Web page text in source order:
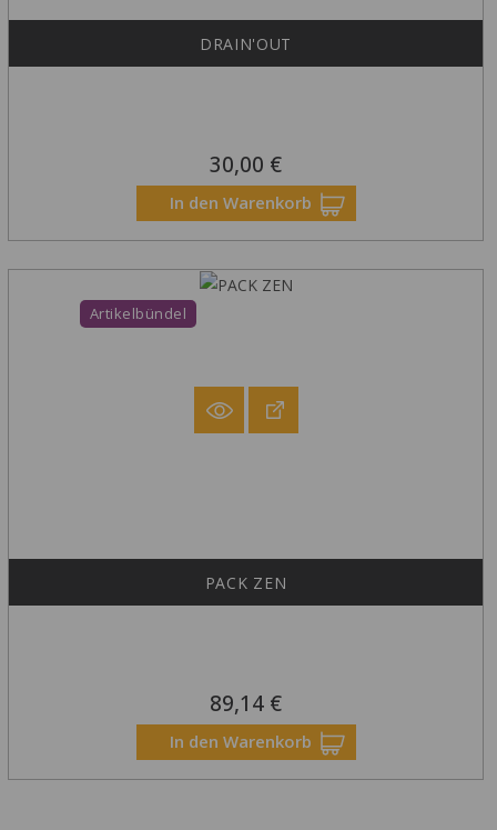
DRAIN'OUT
Preis
30,00 €
In den Warenkorb
Artikelbündel
PACK ZEN
Preis
89,14 €
In den Warenkorb